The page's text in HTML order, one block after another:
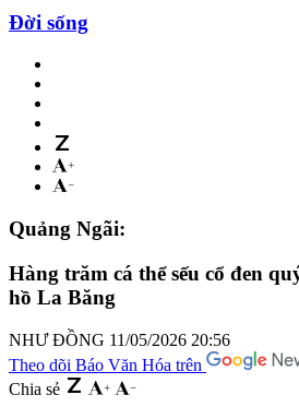
Đời sống
Quảng Ngãi:
Hàng trăm cá thể sếu cổ đen
hồ La Băng
NHƯ ĐỒNG 11/05/2026 20:56
Theo dõi Báo Văn Hóa trên
Chia sẻ